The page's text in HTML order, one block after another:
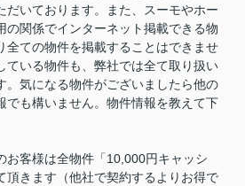
だいております。また、スーモやホー
の関係でインターネット掲載できる物
全ての物件を掲載することはできませ
ている物件も、弊社では全て取り扱い
。気になる物件がございましたら他の
でも構いません。物件情報を教えて下
お客様は全物件「10,000円キャッシ
頂きます（他社で契約するよりお得で